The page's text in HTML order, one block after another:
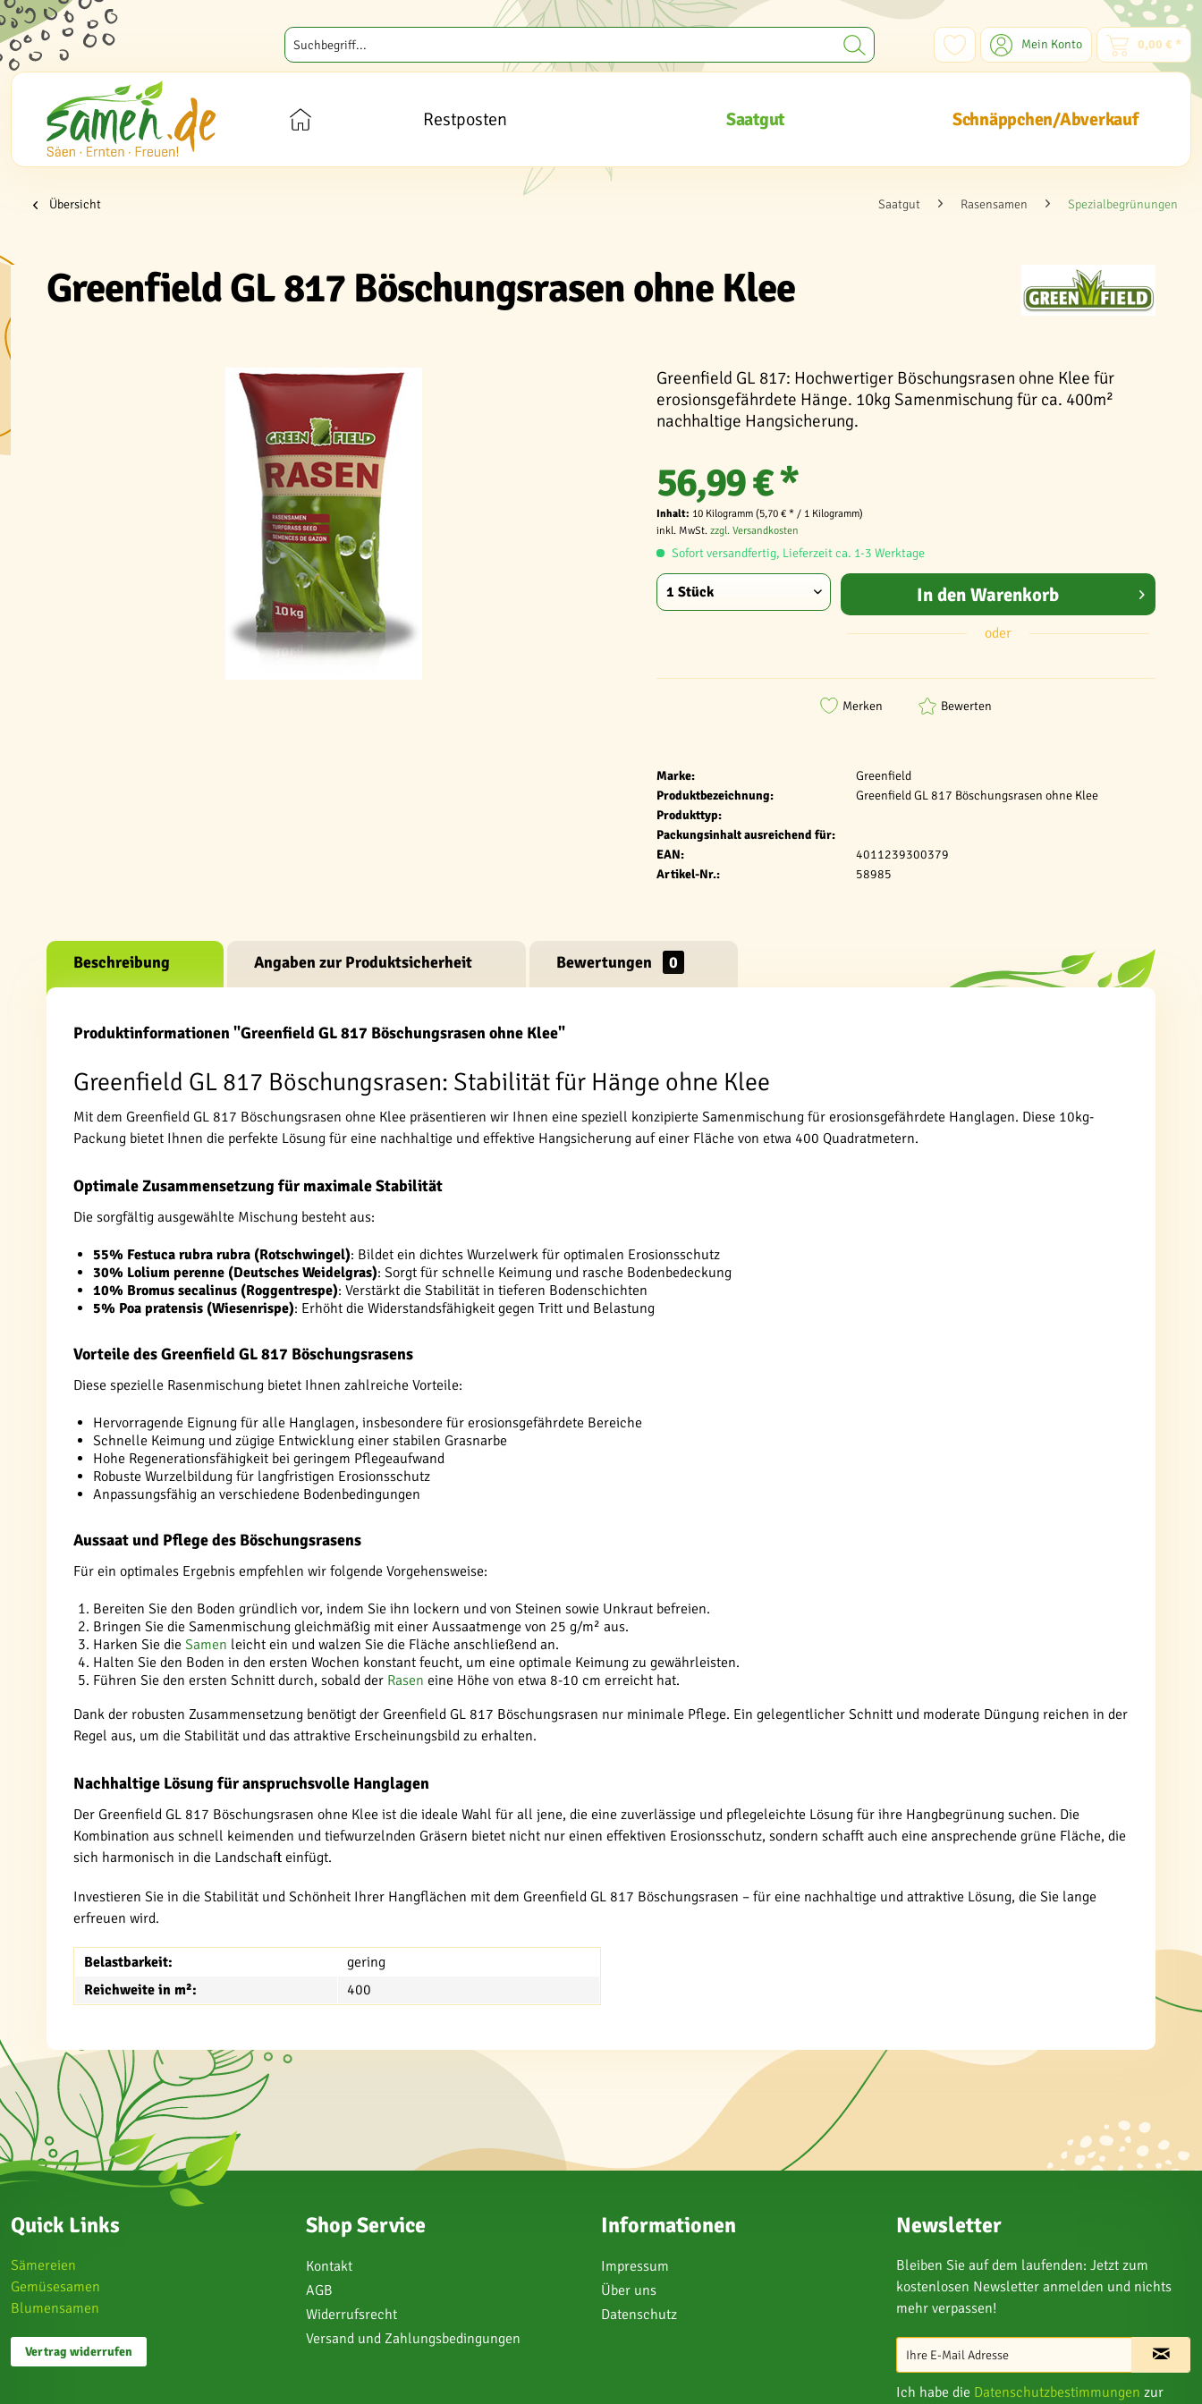
Mein Konto 0,00 € *
Restposten Saatgut Schnäppchen/Abverkauf
Übersicht Saatgut Rasensamen Spezialbegrünungen
Greenfield GL 817 Böschungsrasen ohne Klee
Greenfield GL 817: Hochwertiger Böschungsrasen ohne Klee für
erosionsgefährdete Hänge. 10kg Samenmischung für ca. 400m²
nachhaltige Hangsicherung.
Marke:
Greenfield
Produktbezeichnung:
Greenfield GL 817 Böschungsrasen ohne Klee
Produkttyp:
Packungsinhalt ausreichend für:
EAN:
4011239300379
Artikel-Nr.:
58985
56,99 € *
Inhalt: 10 Kilogramm (5,70 € * / 1 Kilogramm)
inkl. MwSt. zzgl. Versandkosten
Sofort versandfertig, Lieferzeit ca. 1-3 Werktage
In den Warenkorb
oder
Merken Bewerten
Beschreibung Angaben zur Produktsicherheit Bewertungen 0
Produktinformationen "Greenfield GL 817 Böschungsrasen ohne Klee"
Greenfield GL 817 Böschungsrasen: Stabilität für Hänge ohne Klee
Mit dem Greenfield GL 817 Böschungsrasen ohne Klee präsentieren wir Ihnen eine speziell konzipierte Samenmischung für erosionsgefährdete Hanglagen. Diese 10kg-
Packung bietet Ihnen die perfekte Lösung für eine nachhaltige und effektive Hangsicherung auf einer Fläche von etwa 400 Quadratmetern.
Optimale Zusammensetzung für maximale Stabilität
Die sorgfältig ausgewählte Mischung besteht aus:
55% Festuca rubra rubra (Rotschwingel): Bildet ein dichtes Wurzelwerk für optimalen Erosionsschutz
30% Lolium perenne (Deutsches Weidelgras): Sorgt für schnelle Keimung und rasche Bodenbedeckung
10% Bromus secalinus (Roggentrespe): Verstärkt die Stabilität in tieferen Bodenschichten
5% Poa pratensis (Wiesenrispe): Erhöht die Widerstandsfähigkeit gegen Tritt und Belastung
Vorteile des Greenfield GL 817 Böschungsrasens
Diese spezielle Rasenmischung bietet Ihnen zahlreiche Vorteile:
Hervorragende Eignung für alle Hanglagen, insbesondere für erosionsgefährdete Bereiche
Schnelle Keimung und zügige Entwicklung einer stabilen Grasnarbe
Hohe Regenerationsfähigkeit bei geringem Pflegeaufwand
Robuste Wurzelbildung für langfristigen Erosionsschutz
Anpassungsfähig an verschiedene Bodenbedingungen
Aussaat und Pflege des Böschungsrasens
Für ein optimales Ergebnis empfehlen wir folgende Vorgehensweise:
Bereiten Sie den Boden gründlich vor, indem Sie ihn lockern und von Steinen sowie Unkraut befreien.
Bringen Sie die Samenmischung gleichmäßig mit einer Aussaatmenge von 25 g/m² aus.
Harken Sie die Samen leicht ein und walzen Sie die Fläche anschließend an.
Halten Sie den Boden in den ersten Wochen konstant feucht, um eine optimale Keimung zu gewährleisten.
Führen Sie den ersten Schnitt durch, sobald der Rasen eine Höhe von etwa 8-10 cm erreicht hat.
Dank der robusten Zusammensetzung benötigt der Greenfield GL 817 Böschungsrasen nur minimale Pflege. Ein gelegentlicher Schnitt und moderate Düngung reichen in der
Regel aus, um die Stabilität und das attraktive Erscheinungsbild zu erhalten.
Nachhaltige Lösung für anspruchsvolle Hanglagen
Der Greenfield GL 817 Böschungsrasen ohne Klee ist die ideale Wahl für all jene, die eine zuverlässige und pflegeleichte Lösung für ihre Hangbegrünung suchen. Die
Kombination aus schnell keimenden und tiefwurzelnden Gräsern bietet nicht nur einen effektiven Erosionsschutz, sondern schafft auch eine ansprechende grüne Fläche, die
sich harmonisch in die Landschaft einfügt.
Investieren Sie in die Stabilität und Schönheit Ihrer Hangflächen mit dem Greenfield GL 817 Böschungsrasen – für eine nachhaltige und attraktive Lösung, die Sie lange
erfreuen wird.
Belastbarkeit:
gering
Reichweite in m²:
400
Quick Links
Sämereien
Gemüsesamen
Blumensamen
Vertrag widerrufen
Shop Service
Kontakt
AGB
Widerrufsrecht
Versand und Zahlungsbedingungen
Informationen
Impressum
Über uns
Datenschutz
Newsletter
Bleiben Sie auf dem laufenden: Jetzt zum
kostenlosen Newsletter anmelden und nichts
mehr verpassen!
Ich habe die Datenschutzbestimmungen zur